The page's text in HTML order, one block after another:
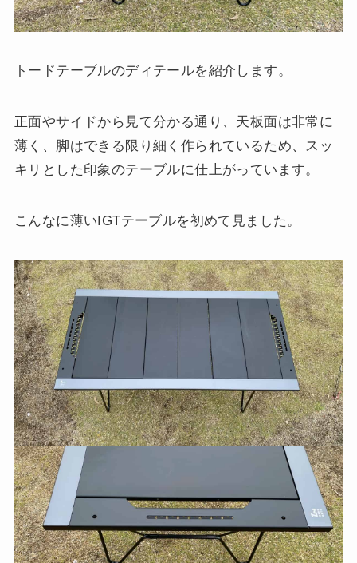
トードテーブルのディテールを紹介します。
正面やサイドから見て分かる通り、天板面は非常に
薄く、脚はできる限り細く作られているため、スッ
キリとした印象のテーブルに仕上がっています。
こんなに薄いIGTテーブルを初めて見ました。